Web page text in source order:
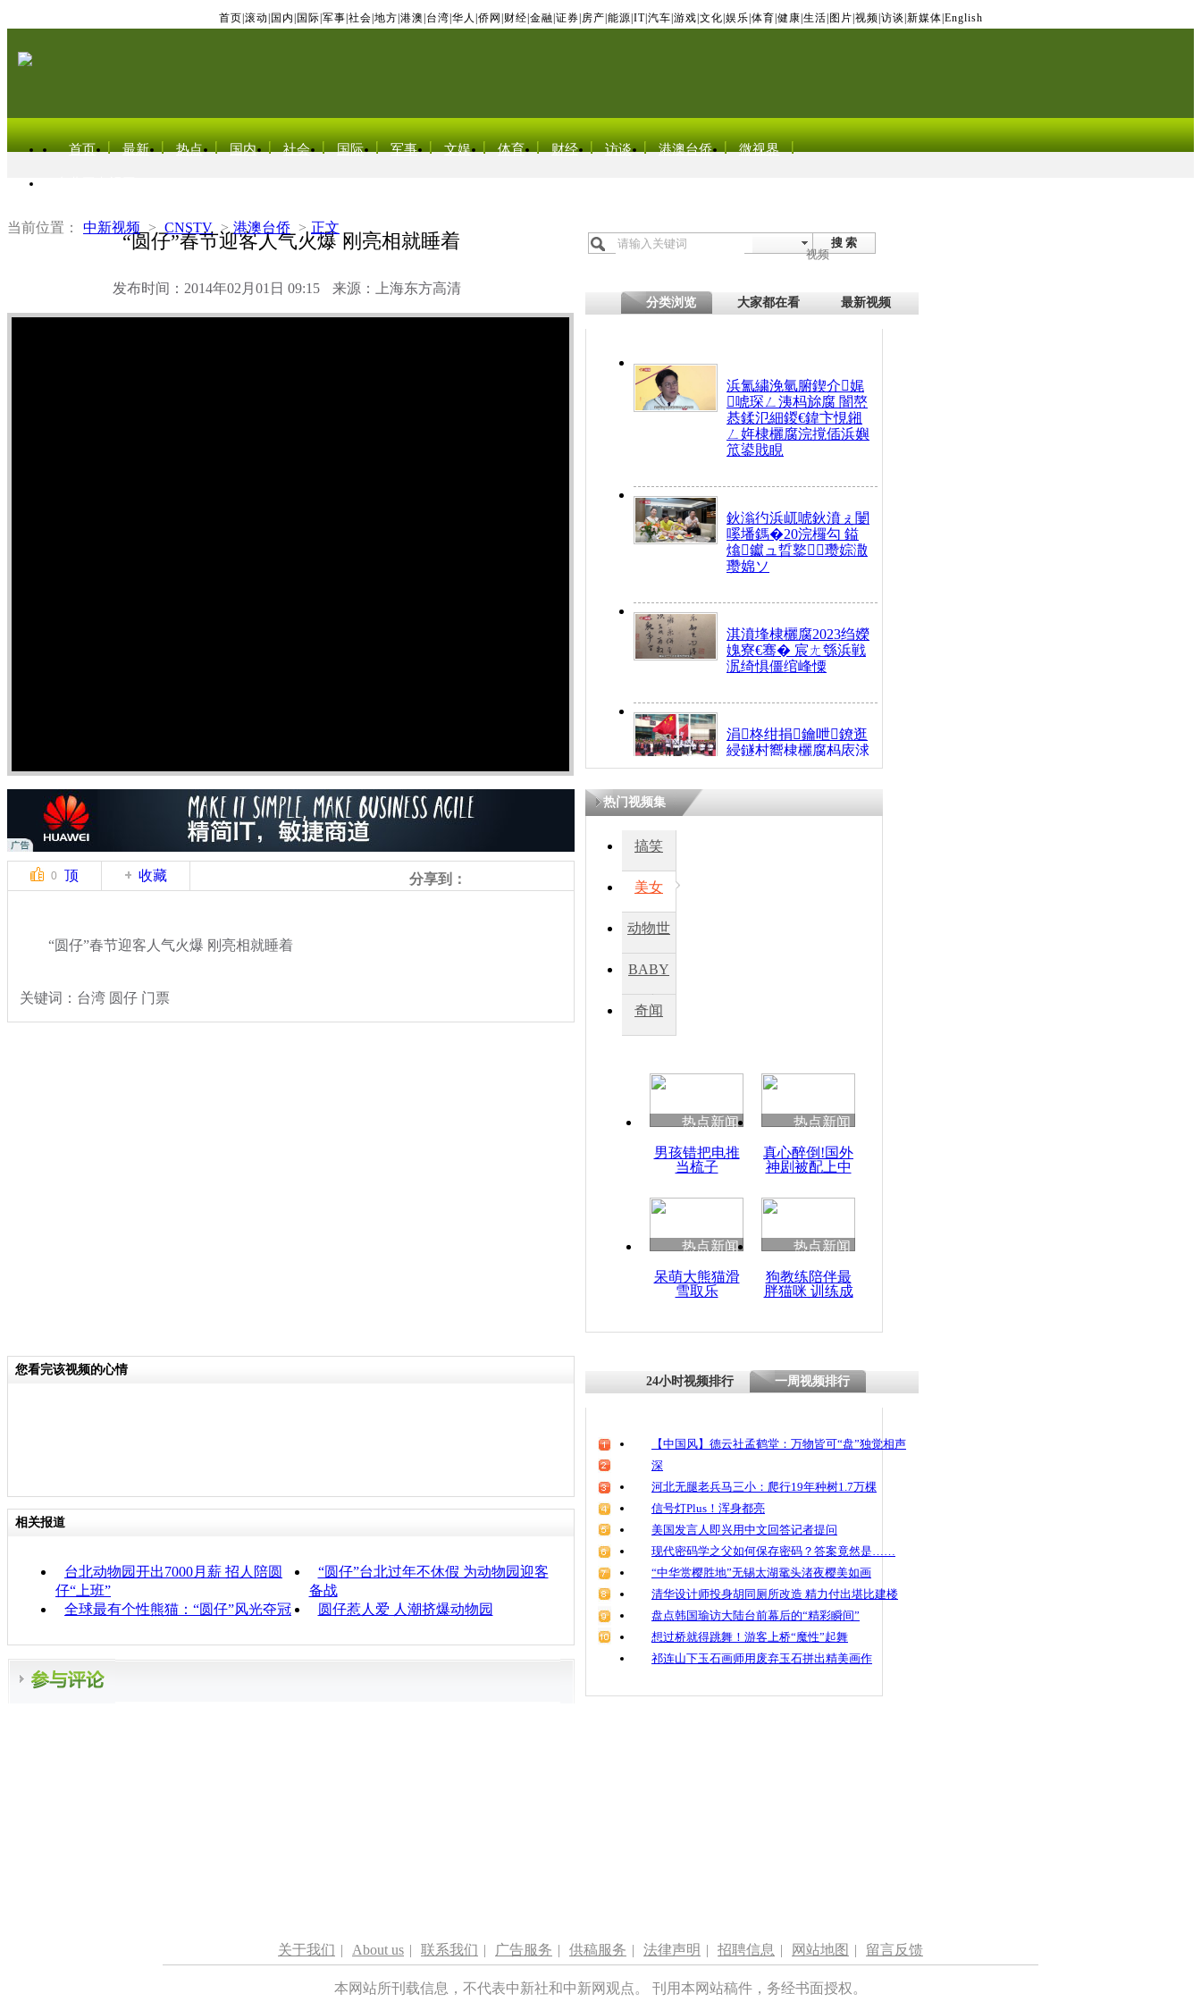
首页 滚动 国内 国际 军事 社会 地方 港澳 台湾 华人 侨网 财经 金融 证券 房产 能源 IT| 汽车 游戏 文化 娱乐 体育 健康 生活 图片 视频 访谈 新媒体 English
首页 最新 热点 国内 社会 国际 军事 文娱 体育 财经 访谈 港澳台侨 微视界
当前位置： 中新视频 > CNSTV > 港澳台侨 > 正文
“圆仔”春节迎客人气火爆 刚亮相就睡着
发布时间：2014年02月01日 09:15 来源：上海东方高清
搜 索
视频
分类浏览 大家都在看 最新视频
浜氳繍浼氫腑鍥介娓
唬琛ㄥ洟杩旀腐 闇嶅
惎鍒氾細鍐€鍏卞悓鎺
ㄥ姩棣欐腐浣撹偛浜嬩
笟鍙戝睍
鈥滃彴浜屼唬鈥濆ぇ闄
嗘墦鎷�20浣欏勾 鎰
熻钀ュ晢鐜瓒婃潵
瓒婂ソ
淇濆埄棣欐腐2023绉嬫
媿寮€骞� 宸ㄤ綔浜戦
泦绮惧僵绾峰憟
涓柊绀捐鑰呭鐐逛
綅鐩村嚮棣欐腐杩庡浗
搴�24灏忔椂
0 顶 收藏 分享到：
“圆仔”春节迎客人气火爆 刚亮相就睡着
关键词：台湾 圆仔 门票
热门视频集
搞笑
美女
动物世
BABY
秀
奇闻
热点新闻
男孩错把电推
当梳子
热点新闻
真心醉倒!国外
神剧被配上中
热点新闻
呆萌大熊猫滑
雪取乐
热点新闻
狗教练陪伴最
胖猫咪 训练成
您看完该视频的心情
相关报道
台北动物园开出7000月薪 招人陪圆
仔“上班”
“圆仔”台北过年不休假 为动物园迎客
备战
全球最有个性熊猫：“圆仔”风光夺冠
圆仔惹人爱 人潮挤爆动物园
24小时视频排行 一周视频排行
【中国风】德云社孟鹤堂：万物皆可“盘”独觉相声
深
河北无腿老兵马三小：爬行19年种树1.7万棵
信号灯Plus！浑身都亮
美国发言人即兴用中文回答记者提问
现代密码学之父如何保存密码？答案竟然是……
“中华赏樱胜地”无锡太湖鼋头渚夜樱美如画
清华设计师投身胡同厕所改造 精力付出堪比建楼
盘点韩国瑜访大陆台前幕后的“精彩瞬间”
想过桥就得跳舞！游客上桥“魔性”起舞
祁连山下玉石画师用废弃玉石拼出精美画作
关于我们 | About us | 联系我们 | 广告服务 | 供稿服务 | 法律声明 | 招聘信息 | 网站地图 | 留言反馈
本网站所刊载信息，不代表中新社和中新网观点。 刊用本网站稿件，务经书面授权。